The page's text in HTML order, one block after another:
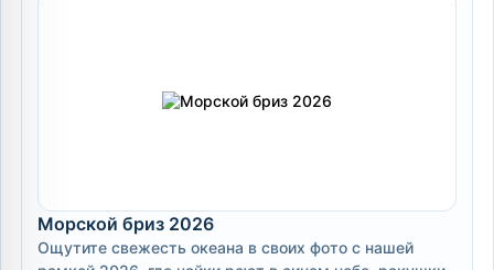
Морской бриз 2026
Ощутите свежесть океана в своих фото с нашей